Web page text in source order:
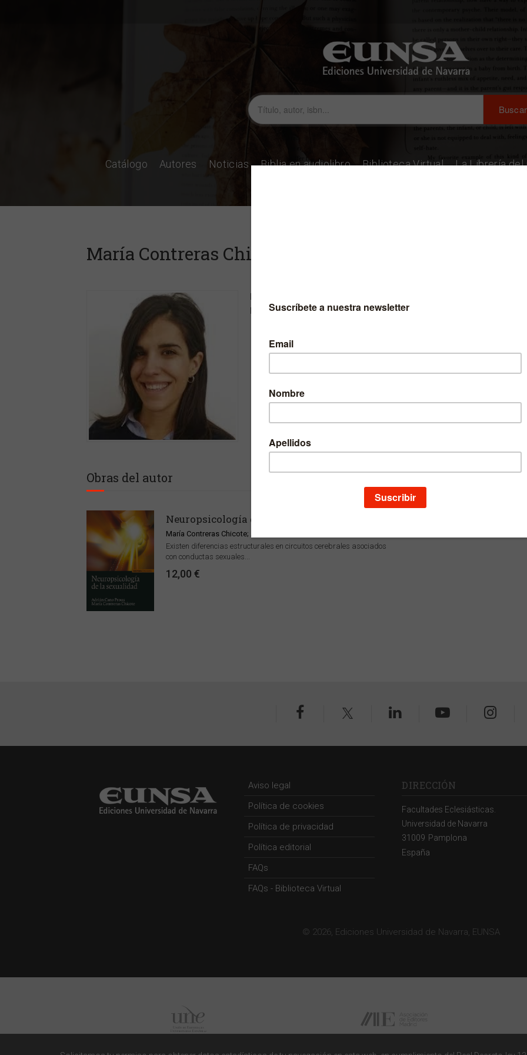
Catálogo Autores Noticias Biblia en audiolibro Biblioteca Virtual La Librería del
María Contreras Chicote
Licenciada en Psicología por la Universidad San Pablo CEU y Máster en
Navarra. Máster en Salud sexual y Sexología clínica en Universidad
Obras del autor
Neuropsicología de la sexualidad
María Contreras Chicote; Adrián Cano Prous
Existen diferencias estructurales en circuitos cerebrales asociados
con conductas sexuales...
12,00 €
Aviso legal
Política de cookies
Política de privacidad
Política editorial
FAQs
FAQs - Biblioteca Virtual
DIRECCIÓN
Facultades Eclesiásticas.
Universidad de Navarra
31009 Pamplona
España
© 2026, Ediciones Universidad de Navarra, EUNSA